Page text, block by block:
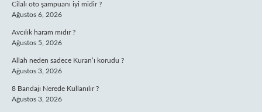
Cilalı oto şampuanı iyi midir ?
Ağustos 6, 2026
Avcılık haram mıdır ?
Ağustos 5, 2026
Allah neden sadece Kuran’ı korudu ?
Ağustos 3, 2026
8 Bandajı Nerede Kullanılır ?
Ağustos 3, 2026